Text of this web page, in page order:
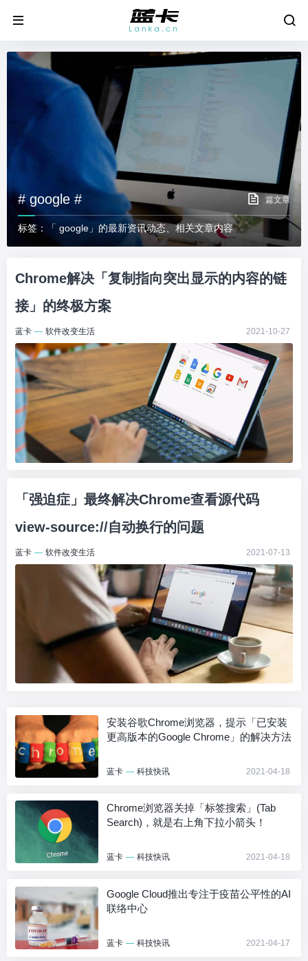
# google # 篇文章
标签：「 google」的最新资讯动态、相关文章内容
Chrome解决「复制指向突出显示的内容的链
接」的终极方案
蓝卡 — 软件改变生活 2021-10-27
「强迫症」最终解决Chrome查看源代码
view-source://自动换行的问题
蓝卡 — 软件改变生活 2021-07-13
安装谷歌Chrome浏览器，提示「已安装
更高版本的Google Chrome」的解决方法
蓝卡 — 科技快讯 2021-04-18
Chrome浏览器关掉「标签搜索」(Tab
Search)，就是右上角下拉小箭头！
蓝卡 — 科技快讯 2021-04-18
Google Cloud推出专注于疫苗公平性的AI
联络中心
蓝卡 — 科技快讯 2021-04-17